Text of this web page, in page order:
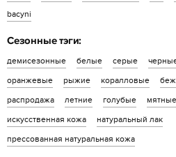
bacyni
Сезонные тэги:
демисезонные белые серые
оранжевые
рыжие коралловые
распродажа
летние голубые мятные
искусственная кожа
натуральный лак
прессованная натуральная кожа